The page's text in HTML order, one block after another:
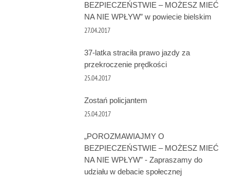
BEZPIECZEŃSTWIE – MOŻESZ MIEĆ
NA NIE WPŁYW” w powiecie bielskim
27.04.2017
37-latka straciła prawo jazdy za
przekroczenie prędkości
25.04.2017
Zostań policjantem
25.04.2017
„POROZMAWIAJMY O
BEZPIECZEŃSTWIE – MOŻESZ MIEĆ
NA NIE WPŁYW” - Zapraszamy do
udziału w debacie społecznej